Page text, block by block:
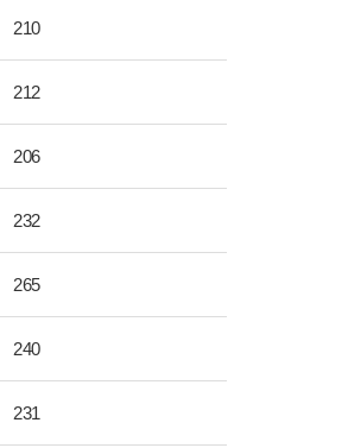
210
212
206
232
265
240
231